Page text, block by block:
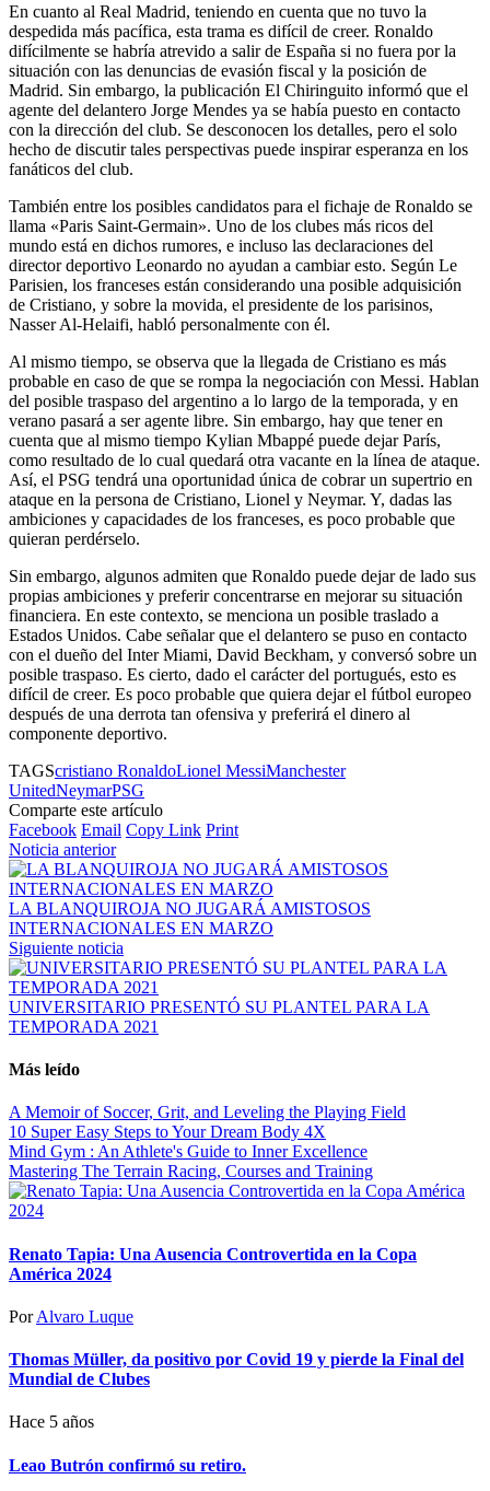
En cuanto al Real Madrid, teniendo en cuenta que no tuvo la
despedida más pacífica, esta trama es difícil de creer. Ronaldo
difícilmente se habría atrevido a salir de España si no fuera por la
situación con las denuncias de evasión fiscal y la posición de
Madrid. Sin embargo, la publicación El Chiringuito informó que el
agente del delantero Jorge Mendes ya se había puesto en contacto
con la dirección del club. Se desconocen los detalles, pero el solo
hecho de discutir tales perspectivas puede inspirar esperanza en los
fanáticos del club.
También entre los posibles candidatos para el fichaje de Ronaldo se
llama «Paris Saint-Germain». Uno de los clubes más ricos del
mundo está en dichos rumores, e incluso las declaraciones del
director deportivo Leonardo no ayudan a cambiar esto. Según Le
Parisien, los franceses están considerando una posible adquisición
de Cristiano, y sobre la movida, el presidente de los parisinos,
Nasser Al-Helaifi, habló personalmente con él.
Al mismo tiempo, se observa que la llegada de Cristiano es más
probable en caso de que se rompa la negociación con Messi. Hablan
del posible traspaso del argentino a lo largo de la temporada, y en
verano pasará a ser agente libre. Sin embargo, hay que tener en
cuenta que al mismo tiempo Kylian Mbappé puede dejar París,
como resultado de lo cual quedará otra vacante en la línea de ataque.
Así, el PSG tendrá una oportunidad única de cobrar un supertrio en
ataque en la persona de Cristiano, Lionel y Neymar. Y, dadas las
ambiciones y capacidades de los franceses, es poco probable que
quieran perdérselo.
Sin embargo, algunos admiten que Ronaldo puede dejar de lado sus
propias ambiciones y preferir concentrarse en mejorar su situación
financiera. En este contexto, se menciona un posible traslado a
Estados Unidos. Cabe señalar que el delantero se puso en contacto
con el dueño del Inter Miami, David Beckham, y conversó sobre un
posible traspaso. Es cierto, dado el carácter del portugués, esto es
difícil de creer. Es poco probable que quiera dejar el fútbol europeo
después de una derrota tan ofensiva y preferirá el dinero al
componente deportivo.
TAGScristiano RonaldoLionel MessiManchester
UnitedNeymarPSG
Comparte este artículo
Facebook Email Copy Link Print
Noticia anterior
LA BLANQUIROJA NO JUGARÁ AMISTOSOS
INTERNACIONALES EN MARZO
Siguiente noticia
UNIVERSITARIO PRESENTÓ SU PLANTEL PARA LA
TEMPORADA 2021
Más leído
A Memoir of Soccer, Grit, and Leveling the Playing Field
10 Super Easy Steps to Your Dream Body 4X
Mind Gym : An Athlete's Guide to Inner Excellence
Mastering The Terrain Racing, Courses and Training
Renato Tapia: Una Ausencia Controvertida en la Copa
América 2024
Por Alvaro Luque
Thomas Müller, da positivo por Covid 19 y pierde la Final del
Mundial de Clubes
Hace 5 años
Leao Butrón confirmó su retiro.